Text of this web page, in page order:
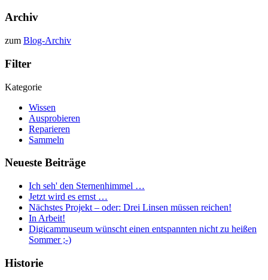
Archiv
zum Blog-Archiv
Filter
Kategorie
Wissen
Ausprobieren
Reparieren
Sammeln
Neueste Beiträge
Ich seh' den Sternenhimmel …
Jetzt wird es ernst …
Nächstes Projekt – oder: Drei Linsen müssen reichen!
In Arbeit!
Digicammuseum wünscht einen entspannten nicht zu heißen
Sommer ;-)
Historie